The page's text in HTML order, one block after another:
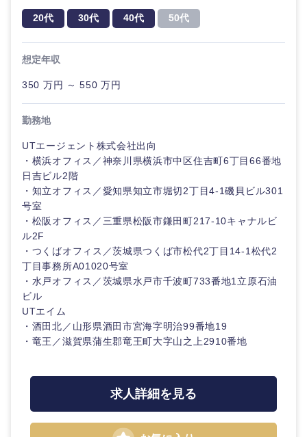
20代 30代 40代 50代
想定年収
350 万円 ～ 550 万円
勤務地
UTエージェント株式会社出向
・横浜オフィス／神奈川県横浜市中区住吉町6丁目66番地
日吉ビル2階
・知立オフィス／愛知県知立市堀切2丁目4-1磯貝ビル301
号室
・松阪オフィス／三重県松阪市鎌田町217-10キャナルビ
ル2F
・つくばオフィス／茨城県つくば市松代2丁目14-1松代2
丁目事務所A01020号室
・水戸オフィス／茨城県水戸市千波町733番地1立原石油
ビル
UTエイム
・酒田北／山形県酒田市宮海字明治99番地19
・竜王／滋賀県蒲生郡竜王町大字山之上2910番地
求人詳細を見る